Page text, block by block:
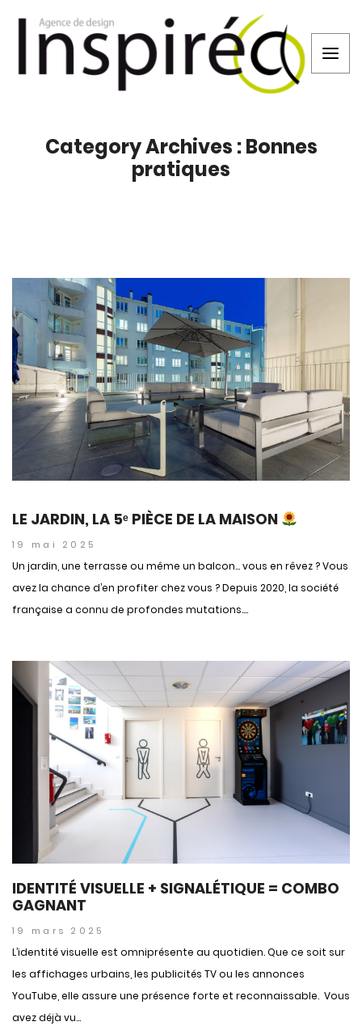
Category Archives : Bonnes
pratiques
LE JARDIN, LA 5ᵉ PIÈCE DE LA MAISON
19 mai 2025
Un jardin, une terrasse ou même un balcon… vous en rêvez ? Vous
avez la chance d’en profiter chez vous ? Depuis 2020, la société
française a connu de profondes mutations....
IDENTITÉ VISUELLE + SIGNALÉTIQUE = COMBO
GAGNANT
19 mars 2025
L’identité visuelle est omniprésente au quotidien. Que ce soit sur
les affichages urbains, les publicités TV ou les annonces
YouTube, elle assure une présence forte et reconnaissable. Vous
avez déjà vu...